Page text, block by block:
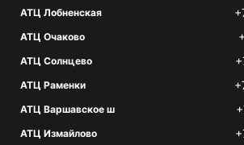
АТЦ Лобненская
АТЦ Очаково
АТЦ Солнцево
АТЦ Раменки
АТЦ Варшавское ш
АТЦ Измайлово